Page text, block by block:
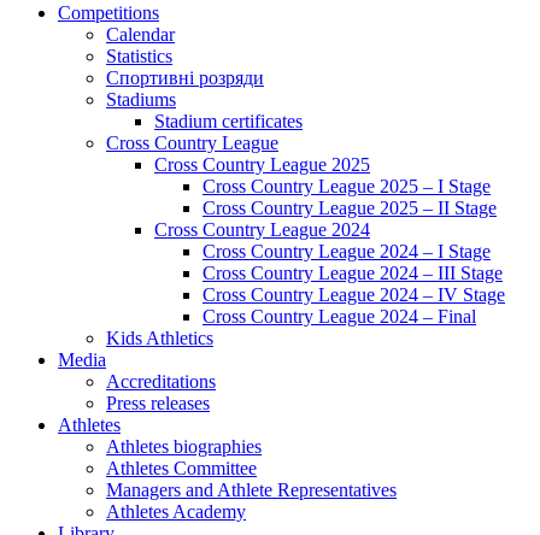
Competitions
Calendar
Statistics
Спортивні розряди
Stadiums
Stadium certificates
Cross Country League
Cross Country League 2025
Cross Country League 2025 – I Stage
Cross Country League 2025 – II Stage
Cross Country League 2024
Cross Country League 2024 – I Stage
Cross Country League 2024 – III Stage
Cross Country League 2024 – IV Stage
Cross Country League 2024 – Final
Kids Athletics
Media
Accreditations
Press releases
Athletes
Athletes biographies
Athletes Committee
Managers and Athlete Representatives
Athletes Academy